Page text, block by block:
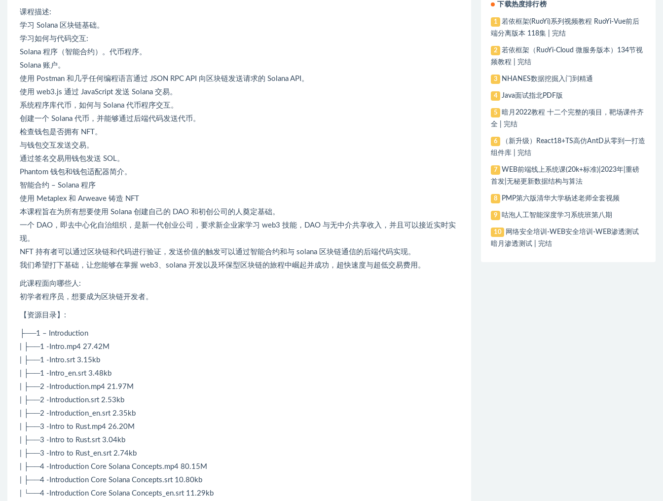
课程描述:
学习 Solana 区块链基础。
学习如何与代码交互:
Solana 程序（智能合约）。代币程序。
Solana 账户。
使用 Postman 和几乎任何编程语言通过 JSON RPC API 向区块链发送请求的 Solana API。
使用 web3.js 通过 JavaScript 发送 Solana 交易。
系统程序库代币，如何与 Solana 代币程序交互。
创建一个 Solana 代币，并能够通过后端代码发送代币。
检查钱包是否拥有 NFT。
与钱包交互发送交易。
通过签名交易用钱包发送 SOL。
Phantom 钱包和钱包适配器简介。
智能合约 – Solana 程序
使用 Metaplex 和 Arweave 铸造 NFT
本课程旨在为所有想要使用 Solana 创建自己的 DAO 和初创公司的人奠定基础。
一个 DAO，即去中心化自治组织，是新一代创业公司，要求新企业家学习 web3 技能，DAO 与无中介共享收入，并且可以接近实时实
现。
NFT 持有者可以通过区块链和代码进行验证，发送价值的触发可以通过智能合约和与 solana 区块链通信的后端代码实现。
我们希望打下基础，让您能够在掌握 web3、solana 开发以及环保型区块链的旅程中崛起并成功，超快速度与超低交易费用。
此课程面向哪些人:
初学者程序员，想要成为区块链开发者。
【资源目录】:
├──1 – Introduction
| ├──1 -Intro.mp4 27.42M
| ├──1 -Intro.srt 3.15kb
| ├──1 -Intro_en.srt 3.48kb
| ├──2 -Introduction.mp4 21.97M
| ├──2 -Introduction.srt 2.53kb
| ├──2 -Introduction_en.srt 2.35kb
| ├──3 -Intro to Rust.mp4 26.20M
| ├──3 -Intro to Rust.srt 3.04kb
| ├──3 -Intro to Rust_en.srt 2.74kb
| ├──4 -Introduction Core Solana Concepts.mp4 80.15M
| ├──4 -Introduction Core Solana Concepts.srt 10.80kb
| └──4 -Introduction Core Solana Concepts_en.srt 11.29kb
下载热度排行榜
1
若依框架(RuoYi)系列视频教程 RuoYi-Vue前后
端分离版本 118集 | 完结
2
若依框架（RuoYi-Cloud 微服务版本）134节视
频教程 | 完结
3 NHANES数据挖掘入门到精通
4 Java面试指北PDF版
5
暗月2022教程 十二个完整的项目，靶场课件齐
全 | 完结
6
（新升级）React18+TS高仿AntD从零到一打造
组件库 | 完结
7
WEB前端线上系统课(20k+标准)|2023年|重磅
首发|无秘更新数据结构与算法
8 PMP第六版清华大学杨述老师全套视频
9 咕泡人工智能深度学习系统班第八期
10
网络安全培训-WEB安全培训-WEB渗透测试
暗月渗透测试 | 完结